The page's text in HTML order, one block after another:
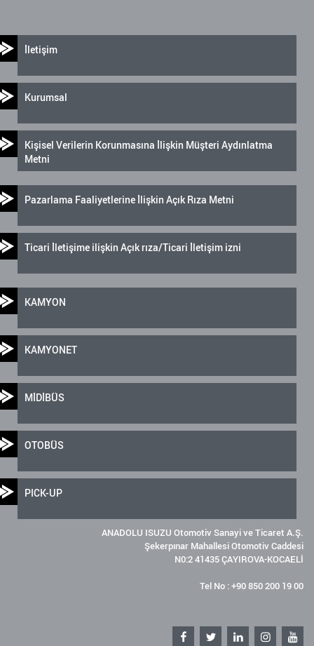
İletişim
Kurumsal
Kişisel Verilerin Korunmasına İlişkin Müşteri Aydınlatma
Metni
Pazarlama Faaliyetlerine İlişkin Açık Rıza Metni
Ticari İletişime ilişkin Açık rıza/Ticari İletişim izni
KAMYON
KAMYONET
MİDİBÜS
OTOBÜS
PICK-UP
ANADOLU ISUZU Otomotiv Sanayi ve Ticaret A.Ş.
Şekerpınar Mahallesi Otomotiv Caddesi
N0:2 41435 ÇAYIROVA-KOCAELİ
Tel No : +90 850 200 19 00